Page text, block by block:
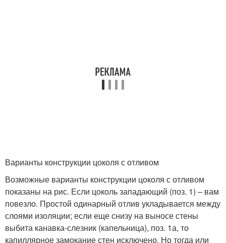
Варианты конструкции цоколя с отливом
Возможные варианты конструкции цоколя с отливом
показаны на рис. Если цоколь западающий (поз. 1) – вам
повезло. Простой одинарный отлив укладывается между
слоями изоляции; если еще снизу на выносе стены
выбита канавка-слезник (капельница), поз. 1а, то
капиллярное замокание стен исключено. Но тогда или